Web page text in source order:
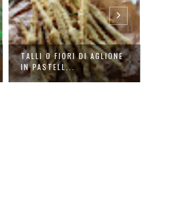
CARPACCIO DI SALMONE E
PESCA NOCE